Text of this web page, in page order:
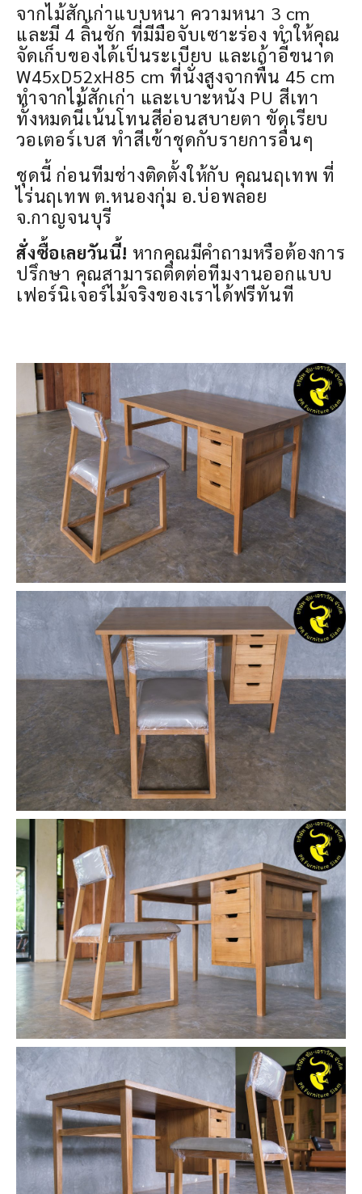
จากไม้สักเก่าแบบหนา ความหนา 3 cm
และมี 4 ลิ้นชัก ที่มีมือจับเซาะร่อง ทำให้คุณ
จัดเก็บของได้เป็นระเบียบ และเก้าอี้ขนาด
W45xD52xH85 cm ที่นั่งสูงจากพื้น 45 cm
ทำจากไม้สักเก่า และเบาะหนัง PU สีเทา
ทั้งหมดนี้เน้นโทนสีอ่อนสบายตา ขัดเรียบ
วอเตอร์เบส ทำสีเข้าชุดกับรายการอื่นๆ
ชุดนี้ ก่อนทีมช่างติดตั้งให้กับ คุณนฤเทพ ที่
ไร่นฤเทพ ต.หนองกุ่ม อ.บ่อพลอย
จ.กาญจนบุรี
สั่งซื้อเลยวันนี้! หากคุณมีคำถามหรือต้องการ
ปรึกษา คุณสามารถติดต่อทีมงานออกแบบ
เฟอร์นิเจอร์ไม้จริงของเราได้ฟรีทันที